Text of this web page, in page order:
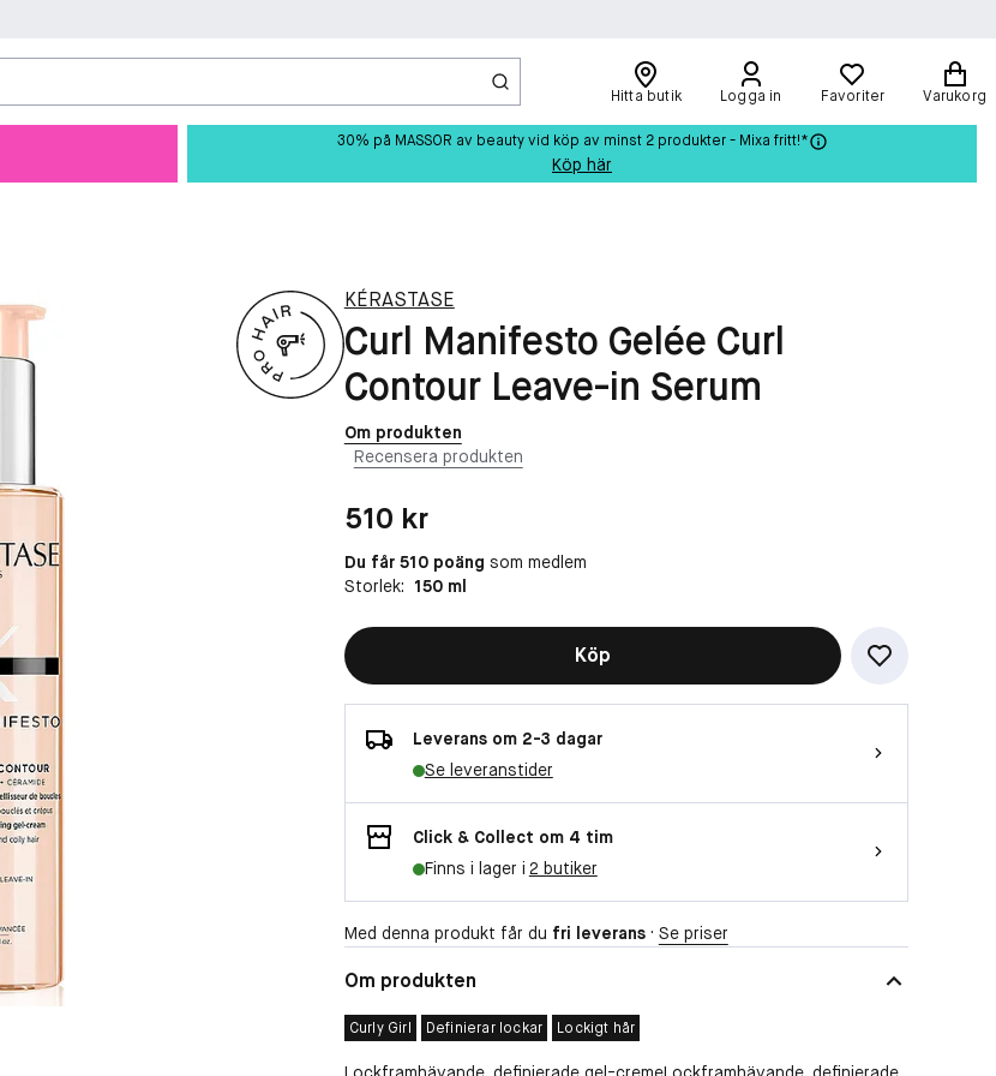
Hitta butik Logga in Favoriter Varukorg
30% på MASSOR av beauty vid köp av minst 2 produkter - Mixa fritt!*
Köp här
KÉRASTASE
Curl Manifesto Gelée Curl
Contour Leave-in Serum
Om produkten
Recensera produkten
Storlek: 150 ml
Pris: 510 kr
510 kr
Du får 510 poäng som medlem
Köp
Leverans om 2-3 dagar
Se leveranstider
Click & Collect om 4 tim
Finns i lager i 2 butiker
Med denna produkt får du fri leverans· Se priser
Om produkten
Curly Girl Definierar lockar Lockigt hår